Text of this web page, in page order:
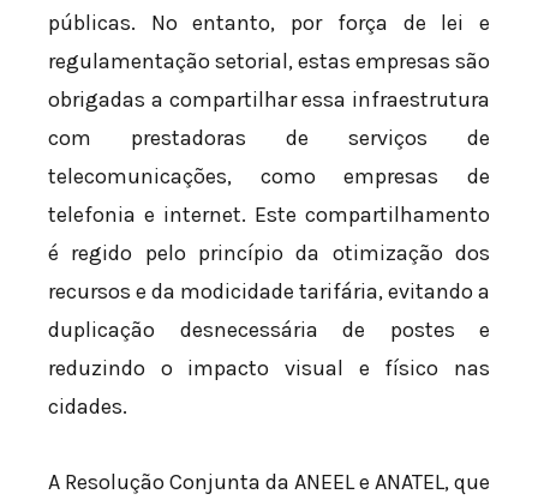
públicas. No entanto, por força de lei e
regulamentação setorial, estas empresas são
obrigadas a compartilhar essa infraestrutura
com prestadoras de serviços de
telecomunicações, como empresas de
telefonia e internet. Este compartilhamento
é regido pelo princípio da otimização dos
recursos e da modicidade tarifária, evitando a
duplicação desnecessária de postes e
reduzindo o impacto visual e físico nas
cidades.
A Resolução Conjunta da ANEEL e ANATEL, que